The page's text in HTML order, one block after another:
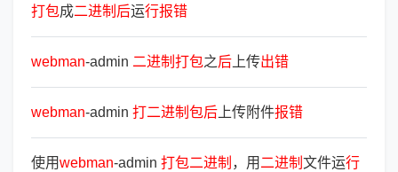
打 包成二进制 后运行报错
webman-admin 二进制 打 包之后上传出错
webman-admin 打 二进制 包后上传附件报错
使用webman-admin 打 包二进制 ，用 二进制 文件运行